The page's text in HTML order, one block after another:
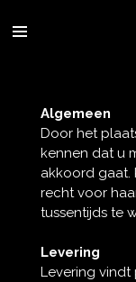
direct
Algemeen
Door het
kennen dat u
akkoord gaat.
recht voor
tussentijds te
Levering
Levering vindt